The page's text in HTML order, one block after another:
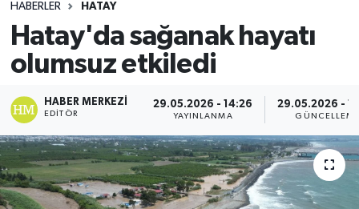
HABERLER HATAY
Hatay'da sağanak hayatı
olumsuz etkiledi
HABER MERKEZI
EDITÖR
29.05.2026 - 14:26
YAYINLANMA
29.05.2026 -